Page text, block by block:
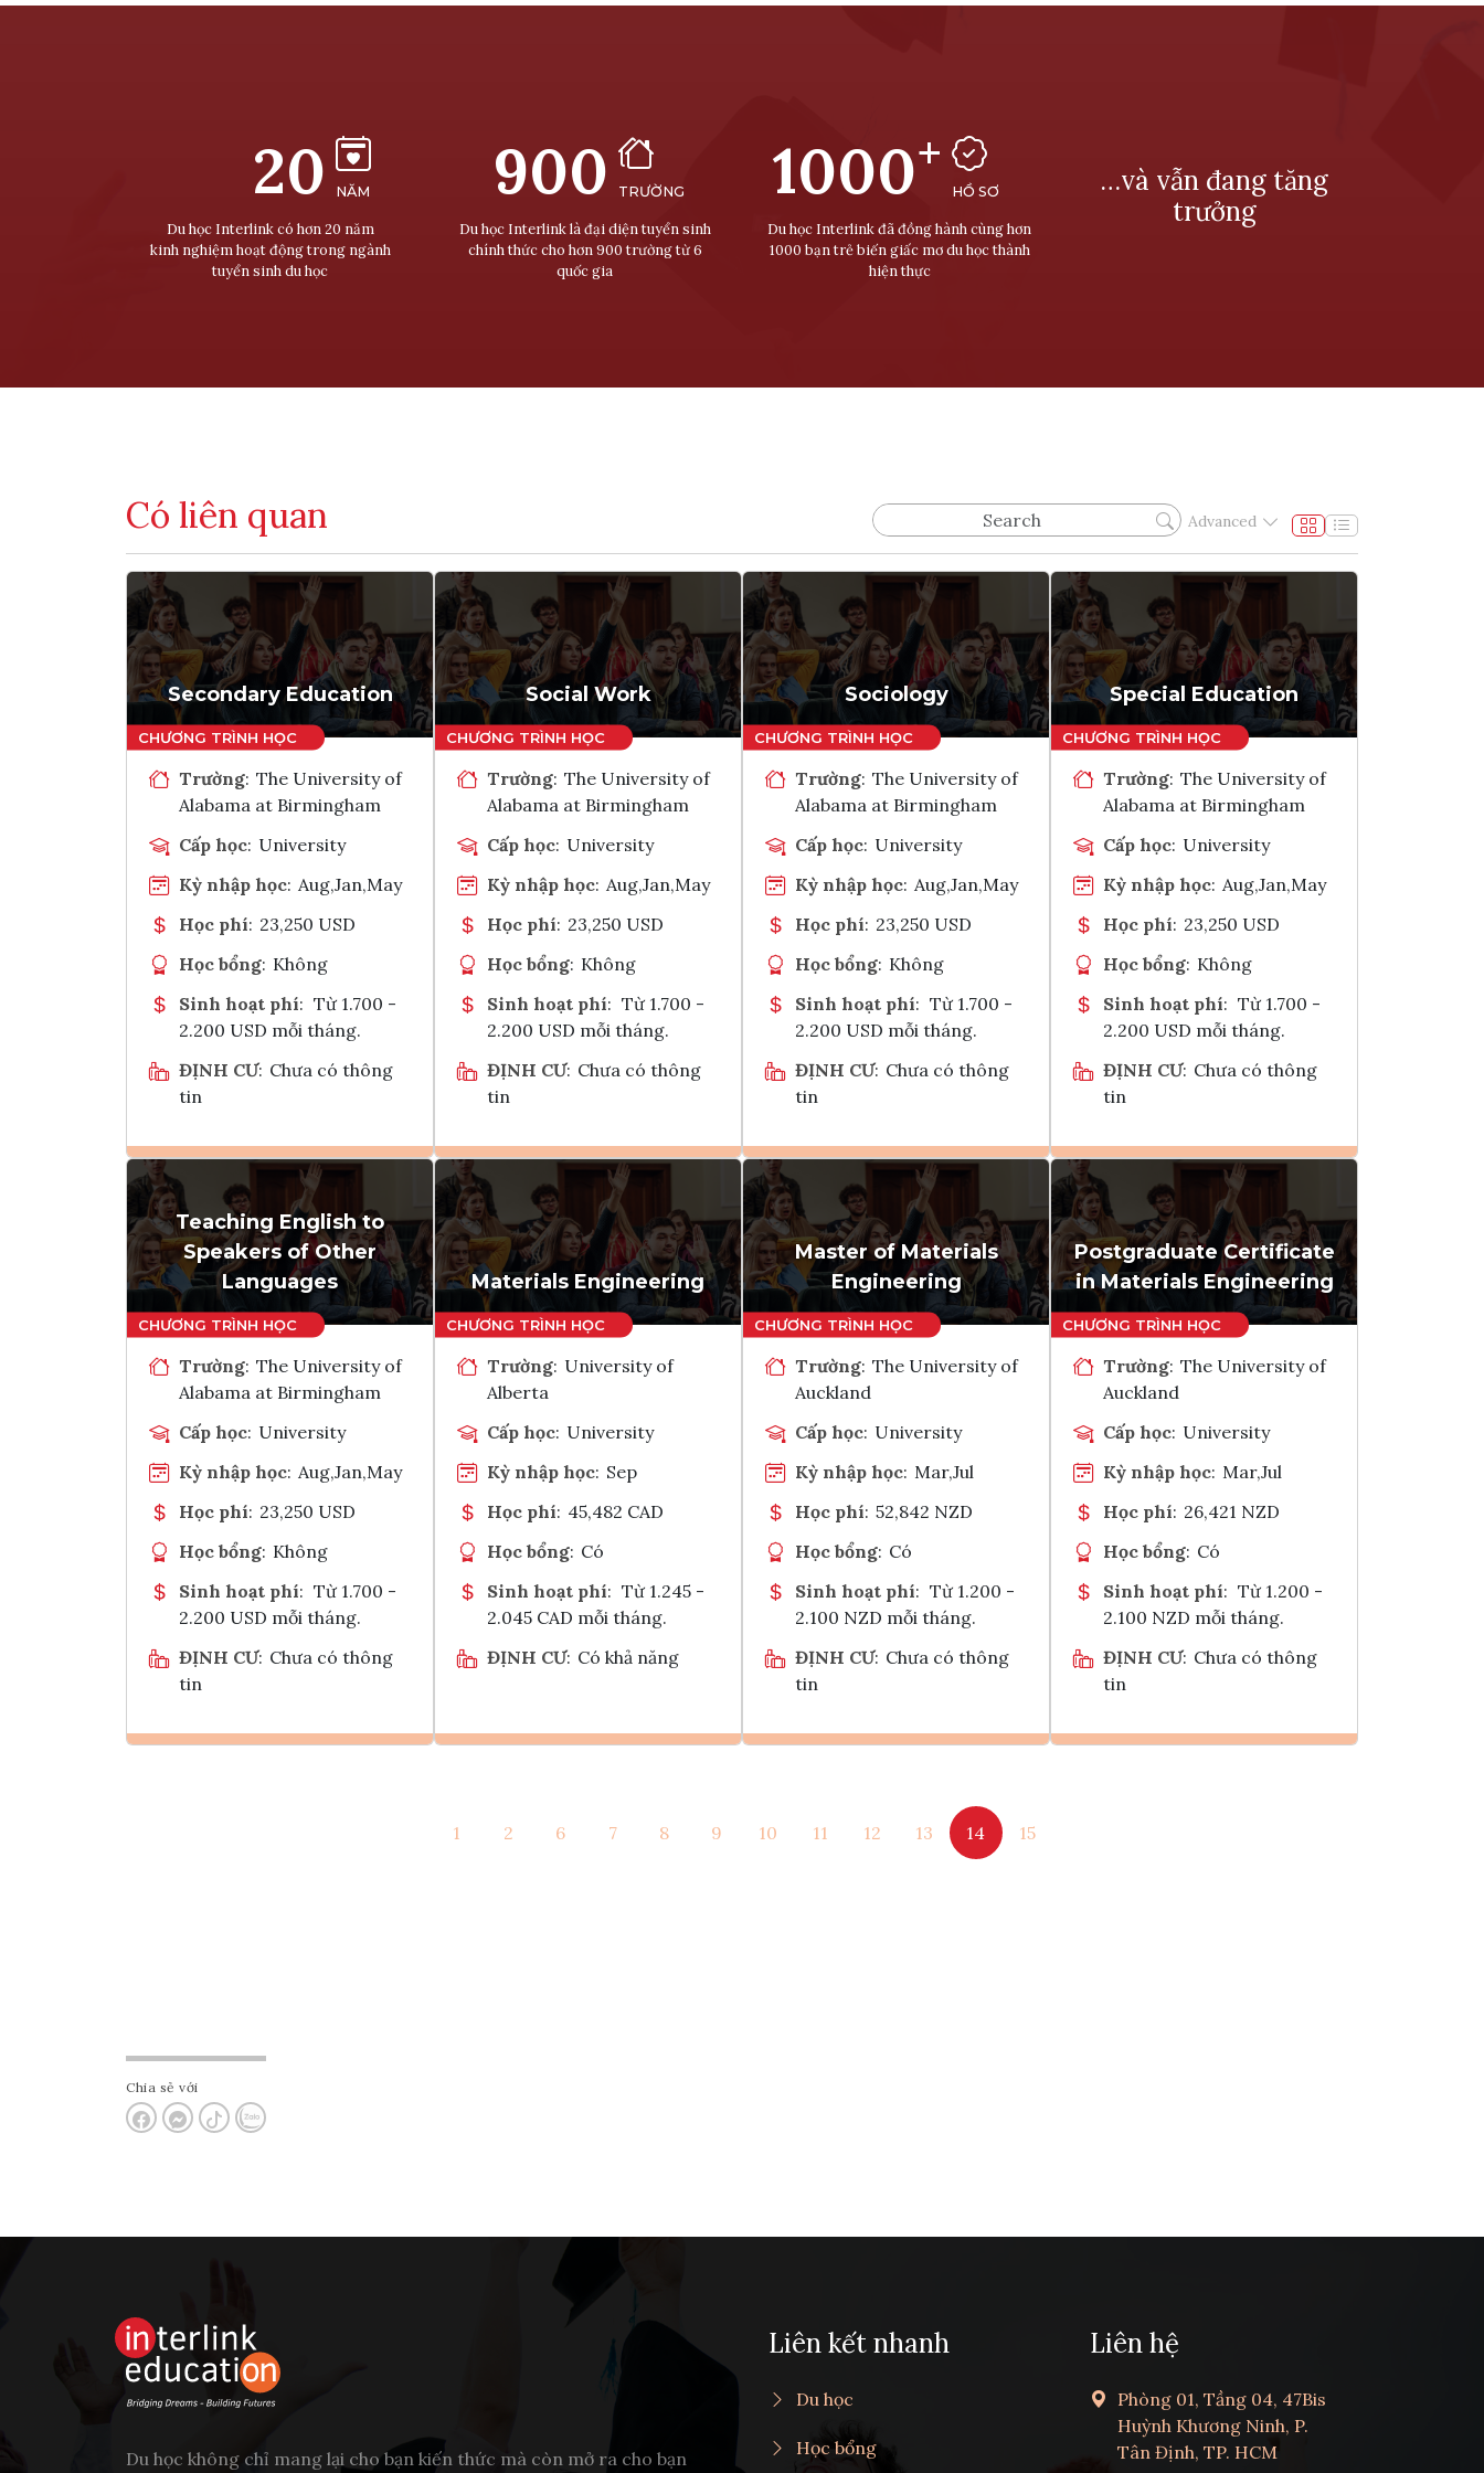
20 NĂM
Du học Interlink có hơn 20 năm
kinh nghiệm hoạt động trong ngành
tuyển sinh du học
900 TRƯỜNG
Du học Interlink là đại diện tuyển sinh
chính thức cho hơn 900 trường từ 6
quốc gia
1000+
HỒ SƠ
Du học Interlink đã đồng hành cùng hơn
1000 bạn trẻ biến giấc mơ du học thành
hiện thực
…và vẫn đang tăng
trưởng
Có liên quan Advanced
Secondary Education
Trường: The University of
Alabama at Birmingham
Cấp học: University
Kỳ nhập học: Aug,Jan,May
Học phí: 23,250 USD
Học bổng: Không
Sinh hoạt phí: Từ 1.700 -
2.200 USD mỗi tháng.
ĐỊNH CƯ: Chưa có thông
tin
Ghi danh
Tham vấn Interlink
Social Work
Trường: The University of
Alabama at Birmingham
Cấp học: University
Kỳ nhập học: Aug,Jan,May
Học phí: 23,250 USD
Học bổng: Không
Sinh hoạt phí: Từ 1.700 -
2.200 USD mỗi tháng.
ĐỊNH CƯ: Chưa có thông
tin
Ghi danh
Tham vấn Interlink
Sociology
Trường: The University of
Alabama at Birmingham
Cấp học: University
Kỳ nhập học: Aug,Jan,May
Học phí: 23,250 USD
Học bổng: Không
Sinh hoạt phí: Từ 1.700 -
2.200 USD mỗi tháng.
ĐỊNH CƯ: Chưa có thông
tin
Ghi danh
Tham vấn Interlink
Special Education
Trường: The University of
Alabama at Birmingham
Cấp học: University
Kỳ nhập học: Aug,Jan,May
Học phí: 23,250 USD
Học bổng: Không
Sinh hoạt phí: Từ 1.700 -
2.200 USD mỗi tháng.
ĐỊNH CƯ: Chưa có thông
tin
Ghi danh
Tham vấn Interlink
Teaching English to
Speakers of Other
Languages
Trường: The University of
Alabama at Birmingham
Cấp học: University
Kỳ nhập học: Aug,Jan,May
Học phí: 23,250 USD
Học bổng: Không
Sinh hoạt phí: Từ 1.700 -
2.200 USD mỗi tháng.
ĐỊNH CƯ: Chưa có thông
tin
Materials Engineering
Trường: University of
Alberta
Cấp học: University
Kỳ nhập học: Sep
Học phí: 45,482 CAD
Học bổng: Có
Sinh hoạt phí: Từ 1.245 -
2.045 CAD mỗi tháng.
ĐỊNH CƯ: Có khả năng
Tham vấn Interlink
Master of Materials
Engineering
Trường: The University of
Auckland
Cấp học: University
Kỳ nhập học: Mar,Jul
Học phí: 52,842 NZD
Học bổng: Có
Sinh hoạt phí: Từ 1.200 -
2.100 NZD mỗi tháng.
ĐỊNH CƯ: Chưa có thông
tin
Tham vấn Interlink
Postgraduate Certificate
in Materials Engineering
Trường: The University of
Auckland
Cấp học: University
Kỳ nhập học: Mar,Jul
Học phí: 26,421 NZD
Học bổng: Có
Sinh hoạt phí: Từ 1.200 -
2.100 NZD mỗi tháng.
ĐỊNH CƯ: Chưa có thông
tin
1 2 6 7 8 9 10 11 12 13 14 15
Chia sẻ với
Du học không chỉ mang lại cho bạn kiến thức mà còn mở ra cho bạn
Liên kết nhanh
Du học
Học bổng
Liên hệ
Phòng 01, Tầng 04, 47Bis
Huỳnh Khương Ninh, P.
Tân Định, TP. HCM